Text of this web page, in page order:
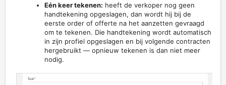
Eén keer tekenen: heeft de verkoper nog geen
handtekening opgeslagen, dan wordt hij bij de
eerste order of offerte na het aanzetten gevraagd
om te tekenen. Die handtekening wordt automatisch
in zijn profiel opgeslagen en bij volgende contracten
hergebruikt — opnieuw tekenen is dan niet meer
nodig.